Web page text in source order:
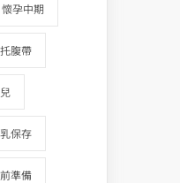
懷孕中期
托腹帶
保存
準備